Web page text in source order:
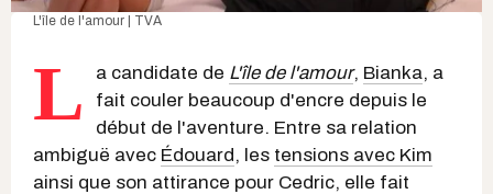
L'île de l'amour | TVA
L a candidate de L'île de l'amour, Bianka, a
fait couler beaucoup d'encre depuis le
début de l'aventure. Entre sa relation
ambiguë avec Édouard, les tensions avec Kim
ainsi que son attirance pour Cedric, elle fait